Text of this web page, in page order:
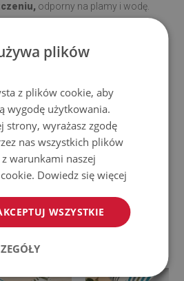
odporny na plamy i wodę.
upływu czasu (np. przetarcia) nie
— nie używaj silnych środków
warstwę podkładki.
plików
z plików cookie, aby
wygodę użytkowania.
strony, wyrażasz zgodę
nas wszystkich plików
warunkami naszej
Dowiedz się więcej
WSZYSTKIE